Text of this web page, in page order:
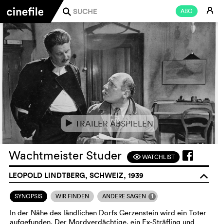
ABO E
j
e TRAILER ABSPIELEN
Wachtmeister Studer FWATCHLIST
LEOPOLD LINDTBERG, SCHWEIZ, 1939 o
SYNOPSIS WIR FINDEN ANDERE SAGEN 1
In der Nähe des ländlichen Dorfs Gerzenstein wird ein Toter
aufgefunden. Der Mordverdächtige, ein Ex-Sträfling und